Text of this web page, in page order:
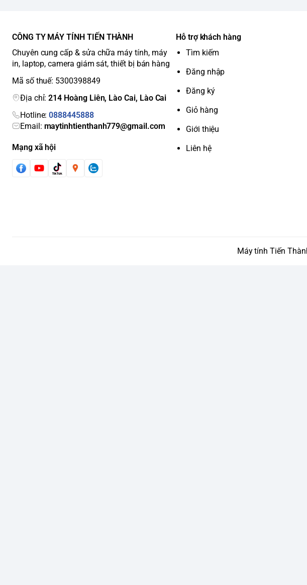
CÔNG TY MÁY TÍNH TIẾN THÀNH
Chuyên cung cấp & sửa chữa máy tính, máy
in, laptop, camera giám sát, thiết bị bán hàng
Mã số thuế: 5300398849
Địa chỉ:214 Hoàng Liên, Lào Cai, Lào Cai
Hotline:0888445888
Email: maytinhtienthanh779@gmail.com
Mạng xã hội
Hỗ trợ khách hàng
Tìm kiếm
Đăng nhập
Đăng ký
Giỏ hàng
Giới thiệu
Liên hệ
Máy tính Tiến